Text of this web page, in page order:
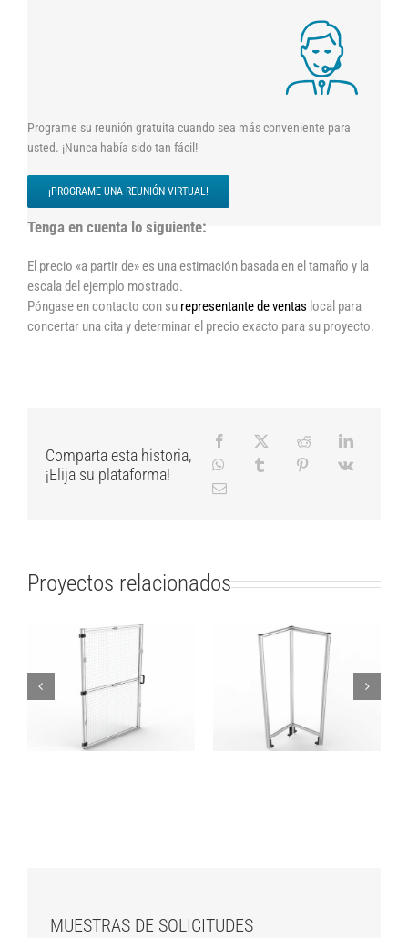
Programe su reunión gratuita cuando sea más conveniente para
usted. ¡Nunca había sido tan fácil!
¡PROGRAME UNA REUNIÓN VIRTUAL!
Tenga en cuenta lo siguiente:
El precio «a partir de» es una estimación basada en el tamaño y la
escala del ejemplo mostrado.
Póngase en contacto con su representante de ventas local para
concertar una cita y determinar el precio exacto para su proyecto.
Comparta esta historia,
¡Elija su plataforma!
Proyectos relacionados
Vallas – Módulo
Puerta – Malla
Vallas – Módulo de
esquina –
Policarbonato
MUESTRAS DE SOLICITUDES